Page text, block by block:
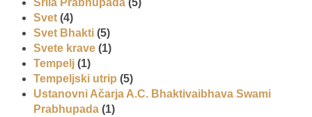
Svet (4)
Svet Bhakti (5)
Svete krave (1)
Tempelj (1)
Tempeljski utrip (5)
Ustanovni Ačarja A.C. Bhaktivaibhava Swami
Prabhupada (1)